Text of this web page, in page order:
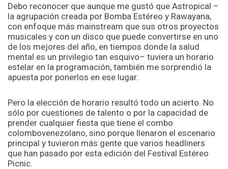
Debo reconocer que aunque me gustó que Astropical –
la agrupación creada por Bomba Estéreo y Rawayana,
con enfoque más mainstream que sus otros proyectos
musicales y con un disco que puede convertirse en uno
de los mejores del año, en tiempos donde la salud
mental es un privilegio tan esquivo– tuviera un horario
estelar en la programación, también me sorprendió la
apuesta por ponerlos en ese lugar.
Pero la elección de horario resultó todo un acierto. No
sólo por cuestiones de talento o por la capacidad de
prender cualquier fiesta que tiene el combo
colombovenezolano, sino porque llenaron el escenario
principal y tuvieron más gente que varios headliners
que han pasado por esta edición del Festival Estéreo
Picnic.